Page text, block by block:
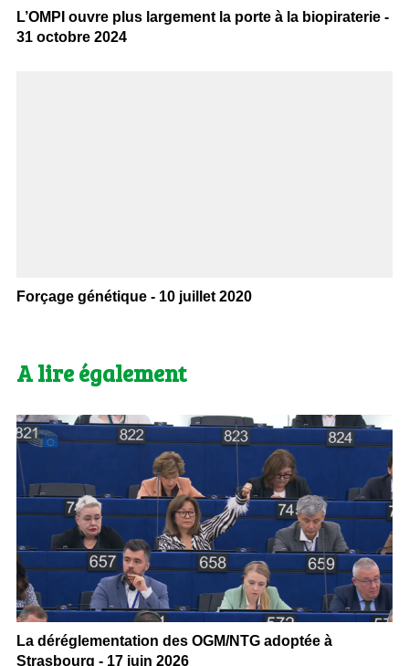
L’OMPI ouvre plus largement la porte à la biopiraterie -
31 octobre 2024
Forçage génétique - 10 juillet 2020
A lire également
La déréglementation des OGM/NTG adoptée à
Strasbourg - 17 juin 2026